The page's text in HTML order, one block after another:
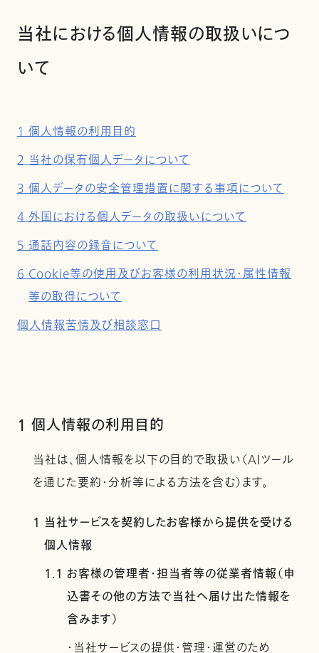
当社における個人情報の取扱いにつ
いて
1 個人情報の利用目的
2 当社の保有個人データについて
3 個人データの安全管理措置に関する事項について
4 外国における個人データの取扱いについて
5 通話内容の録音について
6 Cookie等の使用及びお客様の利用状況・属性情報
等の取得について
個人情報苦情及び相談窓口
1 個人情報の利用目的
当社は、個人情報を以下の目的で取扱い（AIツール
を通じた要約・分析等による方法を含む）ます。
1 当社サービスを契約したお客様から提供を受ける
個人情報
1.1 お客様の管理者・担当者等の従業者情報（申
込書その他の方法で当社へ届け出た情報を
含みます）
・当社サービスの提供・管理・運営のため